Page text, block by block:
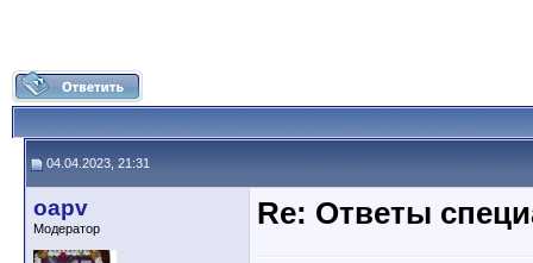
04.04.2023, 21:31
oapv
Модератор Re: Ответы